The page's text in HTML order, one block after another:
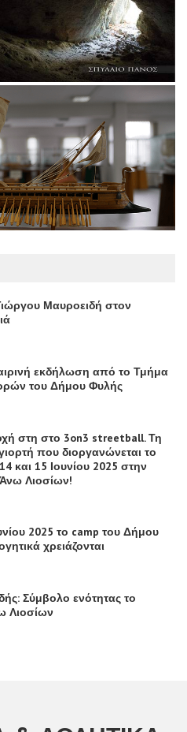
Μαυροειδή στον
εκδήλωση από το Τμήμα
του Δήμου Φυλής
στη στο 3on3 streetball. Τη
που διοργανώνεται το
και 15 Ιουνίου 2025 στην
Άνω Λιοσίων!
2025 το camp του Δήμου
χρειάζονται
Σύμβολο ενότητας το
Λιοσίων